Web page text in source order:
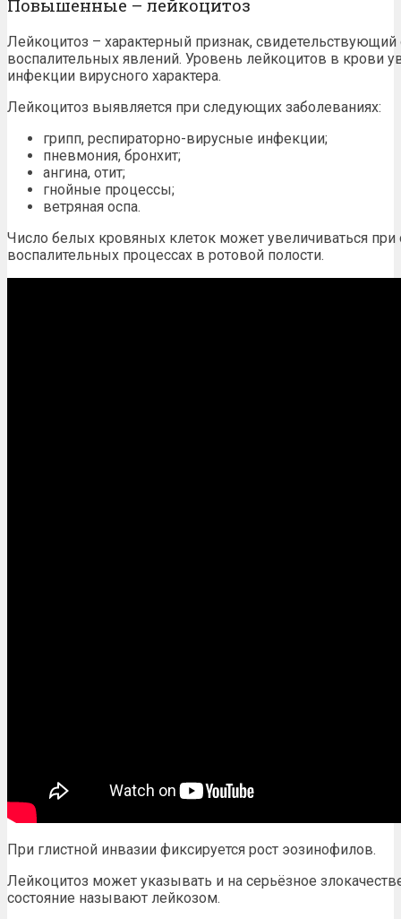
Повышенные – лейкоцитоз
Лейкоцитоз – характерный признак, свидетельствующий
воспалительных явлений. Уровень лейкоцитов в крови
инфекции вирусного характера.
Лейкоцитоз выявляется при следующих заболеваниях:
грипп, респираторно-вирусные инфекции;
пневмония, бронхит;
ангина, отит;
гнойные процессы;
ветряная оспа.
Число белых кровяных клеток может увеличиваться при
воспалительных процессах в ротовой полости.
При глистной инвазии фиксируется рост эозинофилов.
Лейкоцитоз может указывать и на серьёзное
состояние называют лейкозом.